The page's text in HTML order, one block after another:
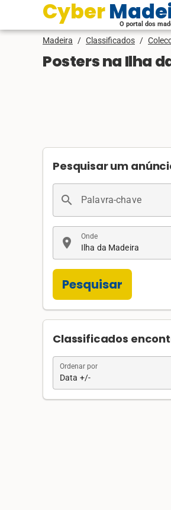
Cyber O portal dos
Madeira / Classificados /
Posters na Ilha
Pesquisar um
search Palavra-chave
location_on Ilha da Madeira
Onde
Pesquisar
Classificados
Data +/-
Ordenar por